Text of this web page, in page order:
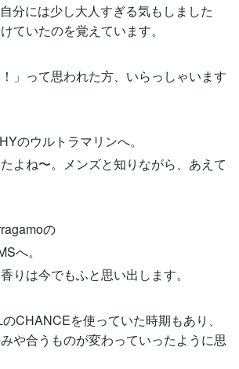
分には少し大人すぎる気もしました
ていたのを覚えています。
！」って思われた方、いらっしゃいます
のウルトラマリンへ。
よね〜。メンズと知りながら、あえて
の
へ。
りは今でもふと思い出します。
CHANCEを使っていた時期もあり、
や合うものが変わっていったように思